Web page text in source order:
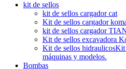
kit de sellos
kit de sellos cargador cat
Kit de sellos cargador
kit de sellos cargador
Kit de sellos excavadora
Kit de sellos hidraulicosKit
máquinas y modelos.
Bombas